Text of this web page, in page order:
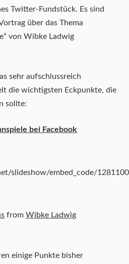
Twitter-Fundstück. Es sind
über das Thema
von Wibke Ladwig
sehr aufschlussreich
die wichtigsten Eckpunkte, die
sollte:
bei Facebook
slideshow/embed_code/
from Wibke Ladwig
einige Punkte bisher